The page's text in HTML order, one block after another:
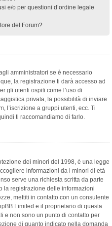
e/o per questioni d’ordine legale
del Forum?
amministratori se è necessario
la registrazione ti darà accesso ad
gli utenti ospiti come l’uso di
privata, la possibilità di inviare
l’iscrizione a gruppi utenti, ecc. Ti
ti raccomandiamo di farlo.
dei minori del 1998, è una legge
informazioni da i minori di età
serve una richiesta scritta da parte
la registrazione delle informazioni
mettiti in contatto con un consulente
Limited e il proprietario di questa
e non sono un punto di contatto per
di quanto indicato nella domanda